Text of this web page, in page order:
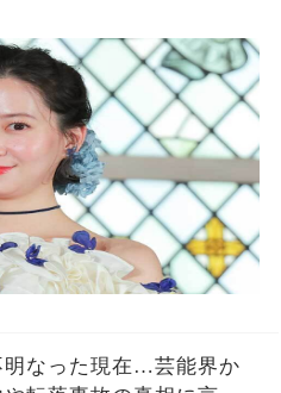
明なった現在…芸能界か